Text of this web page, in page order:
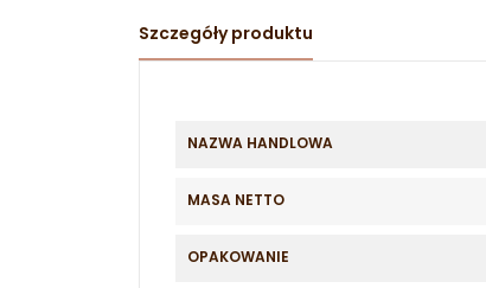
Szczegóły produktu
NAZWA HANDLOWA
MASA NETTO
OPAKOWANIE